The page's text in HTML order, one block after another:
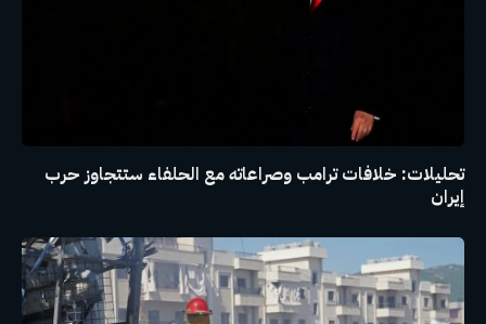
تحليلات: خلافات ترامب وصراعاته مع الحلفاء ستتجاوز حرب
إيران